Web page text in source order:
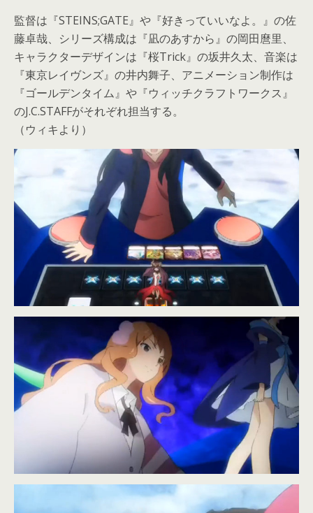
監督は『STEINS;GATE』や『好きっていいなよ。』の佐
藤卓哉、シリーズ構成は『凪のあすから』の岡田麿里、
キャラクターデザインは『桜Trick』の坂井久太、音楽は
『東京レイヴンズ』の井内舞子、アニメーション制作は
『ゴールデンタイム』や『ウィッチクラフトワークス』
のJ.C.STAFFがそれぞれ担当する。
（ウィキより）